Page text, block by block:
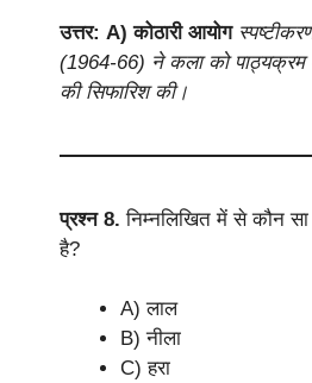
उत्तर: A) कोठारी आयोग
(1964-66) ने कला को पाठ्यक्रम
की सिफारिश की।
प्रश्न 8. निम्नलिखित में से कौन सा
है?
A) लाल
B) नीला
C) हरा